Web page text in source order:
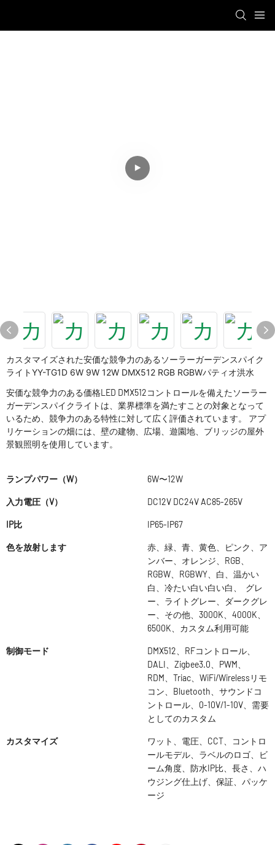
カスタマイズされた安価な競争力のあるソーラーガーデンスパイク
ライトYY-TG1D 6W 9W 12W DMX512 RGB RGBWパティオ洪水
安価な競争力のある価格LED DMX512コントロールを備えたソーラー
ガーデンスパイクライトは、業界標準を満たすことの対象となって
いるため、競争力のある特性に対して広く評価されています。 アプ
リケーションの畑には、壁の建物、広場、遊園地、ブリッジの屋外
景観照明を使用しています。
ランプパワー（W） 6W〜12W
入力電圧（V） DC12V DC24V AC85-265V
IP比 IP65-IP67
色を放射します
赤、緑、青、黄色、ピンク、ア
ンバー、オレンジ、RGB、
RGBW、RGBWY、白、温かい
白、冷たい白い白い白、 グレ
ー、ライトグレー、ダークグレ
ー、その他、3000K、4000K、
6500K、カスタム利用可能
制御モード
DMX512、RFコントロール、
DALI、Zigbee3.0、PWM、
RDM、Triac、WiFi/Wirelessリモ
コン、Bluetooth、サウンドコ
ントロール、0-10V/1-10V、需要
としてのカスタム
カスタマイズ
ワット、電圧、CCT、コントロ
ールモデル、ラベルのロゴ、ビ
ーム角度、防水IP比、長さ、ハ
ウジング仕上げ、保証、パッケ
ージ